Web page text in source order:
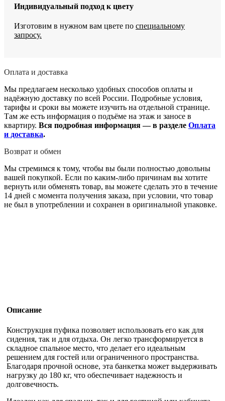
Индивидуальный подход к цвету
Изготовим в нужном вам цвете по специальному
запросу.
Оплата и доставка
Мы предлагаем несколько удобных способов оплаты и
надёжную доставку по всей России. Подробные условия,
тарифы и сроки вы можете изучить на отдельной странице.
Там же есть информация о подъёме на этаж и заносе в
квартиру. Вся подробная информация — в разделе Оплата
и доставка.
Возврат и обмен
Мы стремимся к тому, чтобы вы были полностью довольны
вашей покупкой. Если по каким-либо причинам вы хотите
вернуть или обменять товар, вы можете сделать это в течение
14 дней с момента получения заказа, при условии, что товар
не был в употреблении и сохранен в оригинальной упаковке.
Описание
Конструкция пуфика позволяет использовать его как для
сидения, так и для отдыха. Он легко трансформируется в
складное спальное место, что делает его идеальным
решением для гостей или ограниченного пространства.
Благодаря прочной основе, эта банкетка может выдерживать
нагрузку до 180 кг, что обеспечивает надежность и
долговечность.